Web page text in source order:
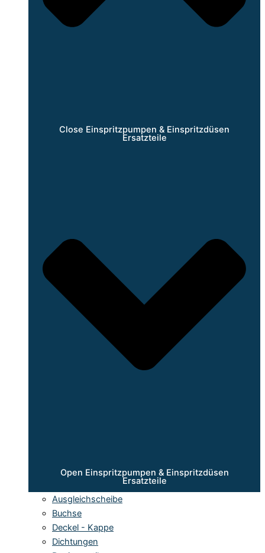
Close Einspritzpumpen & Einspritzdüsen
Ersatzteile
Open Einspritzpumpen & Einspritzdüsen
Ersatzteile
Ausgleichscheibe
Buchse
Deckel - Kappe
Dichtungen